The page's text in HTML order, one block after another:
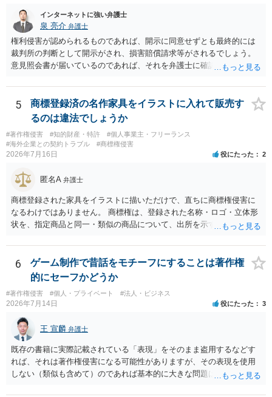
める方向の事情となりますが、自動的に肖像権侵害となるわけではあ
りません。 まず、見積書、メール、チャット、デザイナーの利用規約
を確認したうえで、「提供素材及びこれを含む画面の複製・SNS掲載
を許諾しない」と書面で明確に通知することをお勧めします。すでに
掲載された場合は、URL、掲載日時、画面を保存してから削除を求め
とは限りません。医学上の事実を理解したうえで、ご自身の表現と構
成でまとめる必要があります。 安全にSNSで公開するには、教科書の
図をトレース・模写した部分は掲載せず、人体の構造という事実を基
に、自分で構図や表現を工夫して作図する方法が考えられます。ま
た、改変・SNS掲載が認められたオープンライセンス素材を、利用条
件に従って使う方法もあります。トレースした図を残したい場合は、
自分だけの学習用にとどめるのが安全です。
インターネットに強い弁護士
泉 亮介 弁護士
権利侵害が認められるものであれば、開示に同意せずとも最終的には
裁判所の判断として開示がされ、損害賠償請求等がされるでしょう。
意見照会書が届いているのであれば、それを弁護士に確認してもらっ
いかと思われます。
5
商標登録済の名作家具をイラストに入れて販売す
るのは違法でしょうか
#著作権侵害 #知的財産・特許
#個人事業主・フリーランス
#海外企業との契約トラブル
#商標権侵害
2026年7月16日 役にたった 2
匿名A 弁護士
商標登録された家具をイラストに描いただけで、直ちに商標権侵害に
なるわけではありません。 商標権は、登録された名称・ロゴ・立体形
状を、指定商品と同一・類似の商品について、出所を示す表示として
て描くにとどまる場合は、通常、商標権侵害にはなりにくいと考えら
れます。 ただし、家具名や特徴的な形状を商品名・広告に大きく表示
し、公式商品やライセンス商品と誤認させる販売方法であれば、商標
権や不正競争防止法上の問題が生じ得ます。家具のデザインに著作権
が認められる場合は、著作権も別途問題となります。 無料のSNS投稿
やプレゼントでも、著作権侵害は成立し得ます。商標権については、
有料か無料かよりも、商標として使用しているかが重要です。 また、
日本の商標権は原則として日本国内にのみ効力を持ちます。外国で販
売する場合は、販売国の商標・意匠等を確認する必要があります。 他
の作家の例は、許諾を得ている、権利が消滅している、侵害に当たら
ない、又は単に権利行使されていないなど、様々な可能性がありま
す。他人が販売していることだけでは、適法とは判断できません。
6
ゲーム制作で昔話をモチーフにすることは著作権
的にセーフかどうか
#著作権侵害 #個人・プライベート #法人・ビジネス
2026年7月14日 役にたった 3
王 宣麟 弁護士
既存の書籍に実際記載されている「表現」をそのまま盗用するなどす
れば、それは著作権侵害になる可能性がありますが、その表現を使用
しない（類似も含めて）のであれば基本的に大きな問題は生じないか